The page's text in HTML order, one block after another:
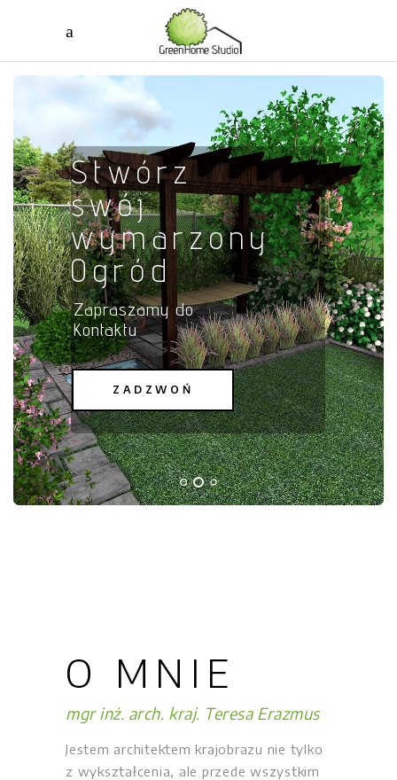
O MNIE
mgr inż. arch. kraj. Teresa Erazmus
Jestem architektem krajobrazu nie tylko
z wykształcenia, ale przede wszystkim